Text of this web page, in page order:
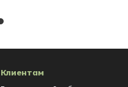
Клиентам